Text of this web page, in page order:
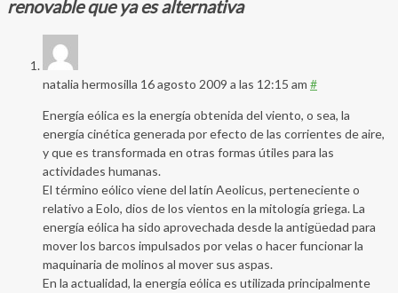
renovable que ya es alternativa
natalia hermosilla 16 agosto 2009 a las 12:15 am #
Energía eólica es la energía obtenida del viento, o sea, la
energía cinética generada por efecto de las corrientes de aire,
y que es transformada en otras formas útiles para las
actividades humanas.
El término eólico viene del latín Aeolicus, perteneciente o
relativo a Eolo, dios de los vientos en la mitología griega. La
energía eólica ha sido aprovechada desde la antigüedad para
mover los barcos impulsados por velas o hacer funcionar la
maquinaria de molinos al mover sus aspas.
En la actualidad, la energía eólica es utilizada principalmente